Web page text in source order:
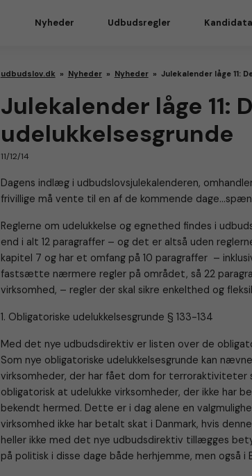
Nyheder Udbudsregler
udbudslov.dk » Nyheder» Nyheder» Julekalender låge 11:
Julekalender låge 11:
udelukkelsesgrunde
11/12/14
Dagens indlæg i udbudslovsjulekalenderen,
frivillige må vente til en af de kommende
Reglerne om udelukkelse og egnethed findes i
end i alt 12 paragraffer – og det er altså uden
kapitel 7 og har et omfang på 10 paragraffer –
fastsætte nærmere regler på området, så 22
virksomhed, – regler der skal sikre enkelthed og
1. Obligatoriske udelukkelsesgrunde § 133-134
Med det nye udbudsdirektiv er listen over de
Som nye obligatoriske udelukkelsesgrunde kan
virksomheder, der har fået dom for terroraktiviteter
obligatorisk at udelukke virksomheder, der ikke har
bekendt hermed. Dette er i dag alene en
virksomhed ikke har betalt skat i Danmark, hvis
heller ikke med det nye udbudsdirektiv tillægges
på politisk i disse dage både herhjemme, men også i